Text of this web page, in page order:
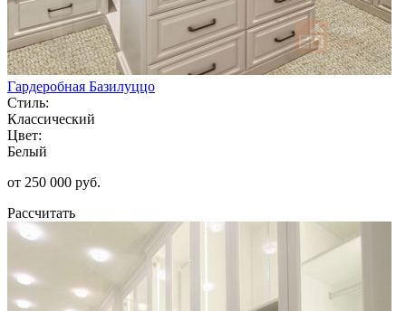
Гардеробная Базилуццо
Стиль:
Классический
Цвет:
Белый
от 250 000 руб.
Рассчитать